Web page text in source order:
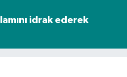
idrak ederek